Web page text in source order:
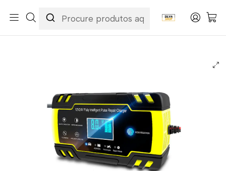
Eletricidade & Luzes
Carregadores de Baterias Motas
Carregador de Bateria Carro/Mota/Camião 12V/24V